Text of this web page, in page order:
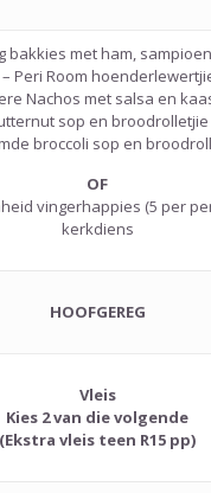
bakkies met ham,
Peri Room
Nachos met salsa en
sop en broodrolletjie
broccoli sop en
OF
vingerhappies (5 per
kerkdiens
HOOFGEREG
Vleis
Kies 2 van die volgende
(Ekstra vleis teen R15 pp)